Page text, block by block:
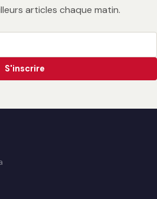
articles chaque matin.
S'inscrire